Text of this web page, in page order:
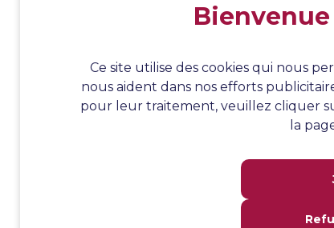
Tests en
Les tests boîte
spécification du
nécessitent pas
l’architecture
Ce site utilise des cookies qui nous
nous aident dans nos efforts
pour leur traitement, veuillez cliquer
la